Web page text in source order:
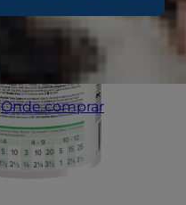
Onde comprar